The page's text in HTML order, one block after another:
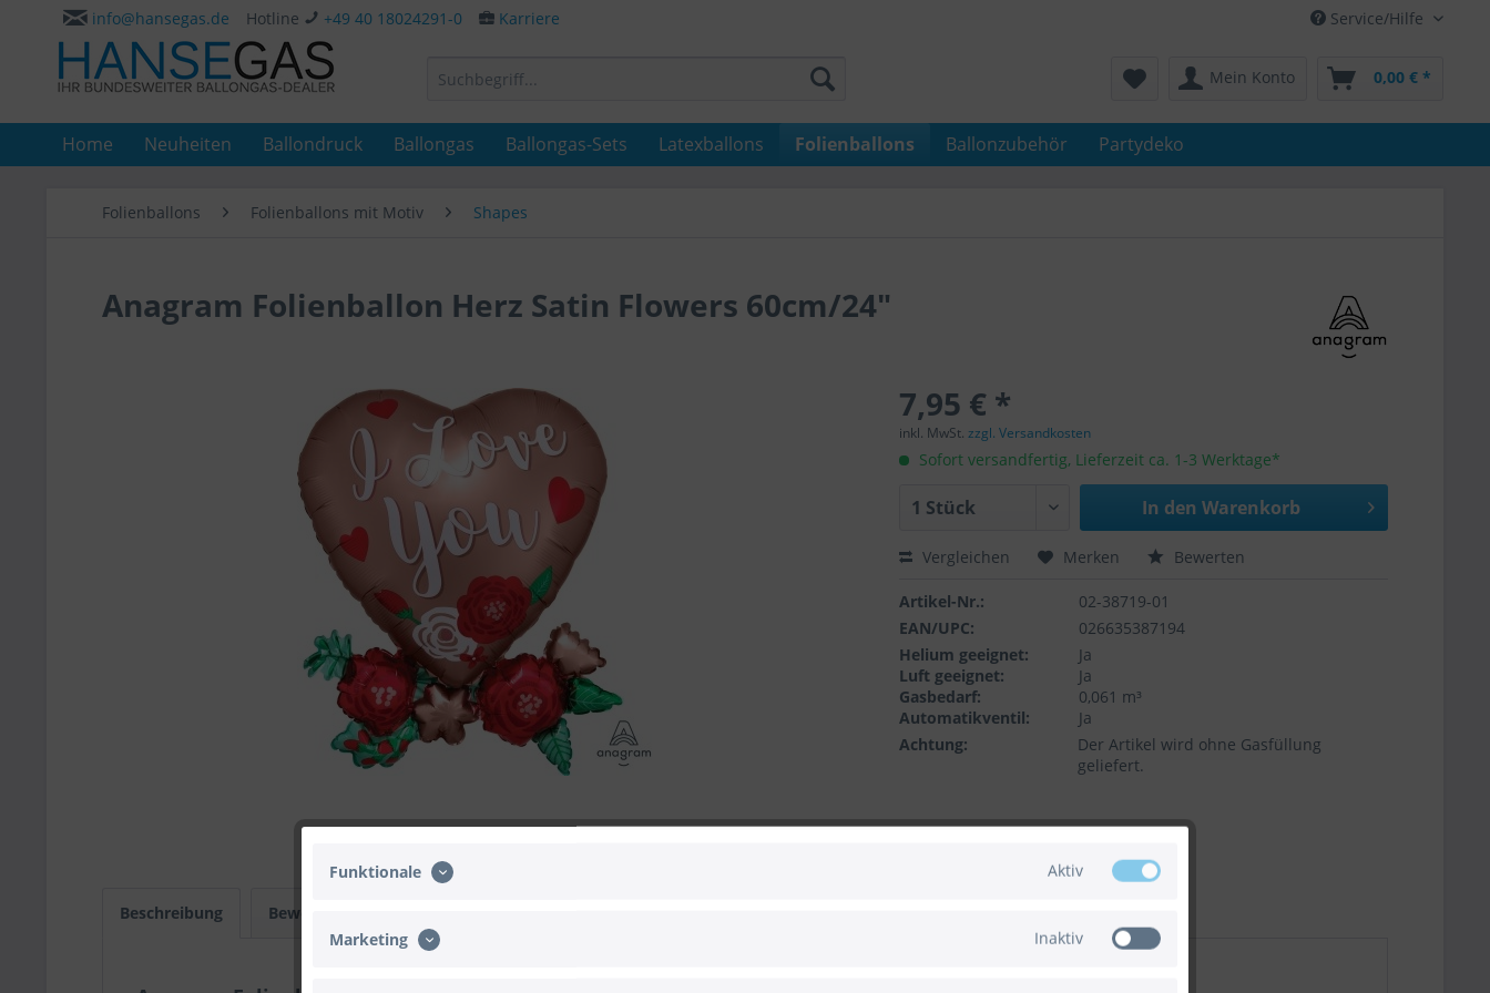
Service/Hilfe
info@hansegas.de Hotline +49 40 18024291-0 Karriere
Mein Konto 0,00 € *
Home Neuheiten Ballondruck Ballongas Ballongas-Sets Latexballons Folienballons Ballonzubehör Partydeko
Folienballons Folienballons mit Motiv Shapes
Anagram Folienballon Herz Satin Flowers 60cm/24"
7,95 € *
inkl. MwSt.zzgl. Versandkosten
Sofort versandfertig, Lieferzeit ca. 1-3 Werktage*
In den Warenkorb
Vergleichen Merken Bewerten
Artikel-Nr.:
02-38719-01
EAN/UPC:
026635387194
Helium geeignet:
Ja
Luft geeignet:
Ja
Gasbedarf:
0,061 m³
Automatikventil:
Ja
Achtung:
Der Artikel wird ohne Gasfüllung
geliefert.
Beschreibung Bewertungen
Funktionale Aktiv
Marketing Inaktiv